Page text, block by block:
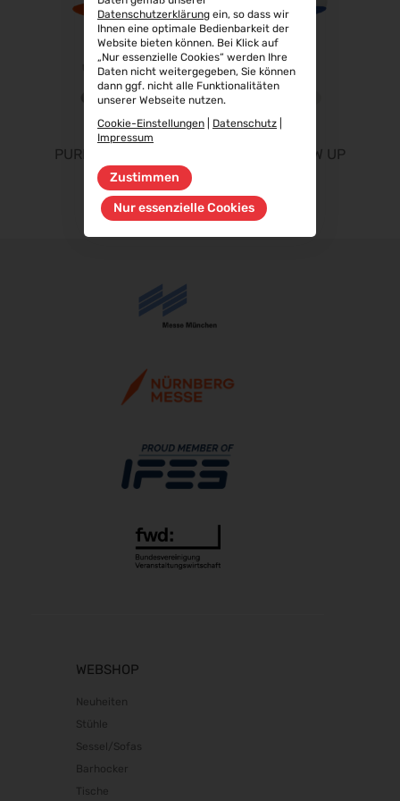
Aluminium Düsseldorf 2026
06.10.2026 - 08.10.2026
08.10.2026 - 09.10.2026
12.10.2026 - 16.10.2026
PERFORMANCEDAYS 2026
13.10.2026 - 14.10.2026
Chillventa 2026
13.10.2026 - 15.10.2026
20.10.2026 - 23.10.2026
DGGG 2026 - ICM
21.10.2026 - 24.10.2026
22.10.2026 - 25.10.2026
Beauty Forum Festival 2026
24.10.2026 - 25.10.2026
Alles für den Gast 2026
PURE FLOW UP PURE FLOW UP
WEBSHOP
Neuheiten
Stühle
Sessel/Sofas
Barhocker
Tische
Datenschutzerklärung ein, so dass wir
Ihnen eine optimale Bedienbarkeit der
Website bieten können. Bei Klick auf
„Nur essenzielle Cookies“ werden Ihre
Daten nicht weitergegeben, Sie können
dann ggf. nicht alle Funktionalitäten
unserer Webseite nutzen.
Cookie-Einstellungen
Datenschutz
Impressum
Zustimmen
Nur essenzielle Cookies